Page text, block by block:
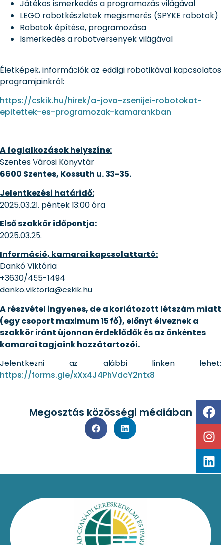
Játékos ismerkedés a programozás világával
LEGO robotkészletek megismerés (SPYKE robotok)
Robotok építése, programozása
Ismerkedés a robotversenyek világával
Életképek, információk az eddigi robotikával kapcsolatos
programjainkról:
https://cskik.hu/hirek/a-jovo-zsenijei-robotokat-
epitettek-es-programozak-kamarankban
A foglalkozások helyszíne:
Szentes Városi Könyvtár
6600 Szentes, Kossuth u. 33-35.
Jelentkezési határidő:
2025.03.21. péntek 13:00 óra
Első szakkör időpontja:
2025.03.25.
Információ, kamarai kapcsolattartó:
Dankó Viktória
+3630/455-1494
danko.viktoria@cskik.hu
A részvétel ingyenes, de a korlátozott létszám miatt
(egy csoport maximum 15 fő), előnyt élveznek a
szakkör iránt újonnan érdeklődők és az önkéntes
kamarai tagjaink hozzátartozói.
Jelentkezni az alábbi linken lehet:
https://forms.gle/xXx4J4PhVdcY2ntx8
Megosztás közösségi médiában